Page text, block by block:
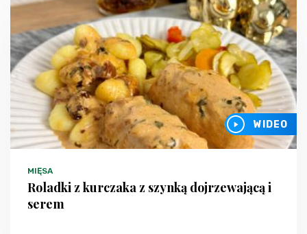
WIDEO
MIĘSA
Roladki z kurczaka z szynką dojrzewającą i
serem